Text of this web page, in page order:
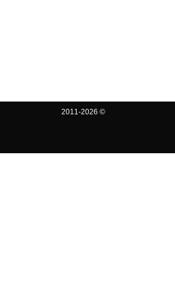
2011-2026 ©